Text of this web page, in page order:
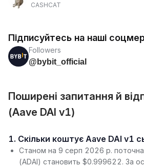
CASHCAT
Підписуйтесь на наші
Followers
@bybit_official
Поширені запитання й
(Aave DAI v1)
1. Скільки коштує Aave DAI v1
Станом на 9 серп 2026 р. поточна
(ADAI) становить $0.999622. За